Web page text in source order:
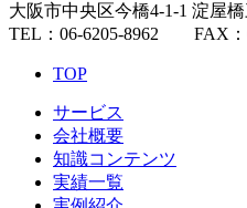
大阪市中央区今橋4-1-1 淀屋
TEL：06-6205-8962 FAX：
TOP
サービス
会社概要
知識コンテンツ
実績一覧